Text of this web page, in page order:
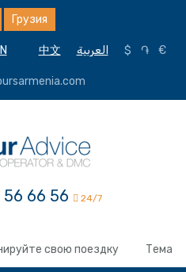
Грузия
中文 العربية $ ֏ €
66 56 24/7
свою поездку Тема